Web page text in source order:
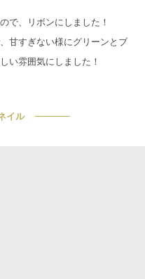
で、リボンにしました！
甘すぎない様にグリーンとブ
い雰囲気にしました！
イル